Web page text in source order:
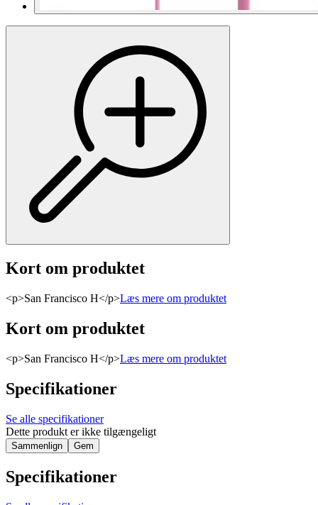
Kort om produktet
<p>San Francisco H</p>Læs mere om produktet
Kort om produktet
<p>San Francisco H</p>Læs mere om produktet
Specifikationer
Se alle specifikationer
Dette produkt er ikke tilgængeligt
Sammenlign Gem
Specifikationer